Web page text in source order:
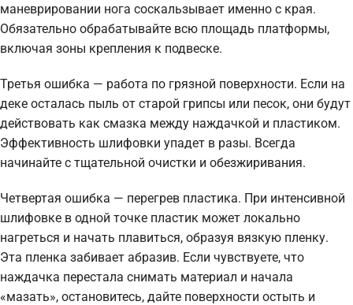
маневрировании нога соскальзывает именно с края.
Обязательно обрабатывайте всю площадь платформы,
включая зоны крепления к подвеске.
Третья ошибка — работа по грязной поверхности. Если на
деке осталась пыль от старой грипсы или песок, они будут
действовать как смазка между наждачкой и пластиком.
Эффективность шлифовки упадет в разы. Всегда
начинайте с тщательной очистки и обезжиривания.
Четвертая ошибка — перегрев пластика. При интенсивной
шлифовке в одной точке пластик может локально
нагреться и начать плавиться, образуя вязкую пленку.
Эта пленка забивает абразив. Если чувствуете, что
наждачка перестала снимать материал и начала
«мазать», остановитесь, дайте поверхности остыть и